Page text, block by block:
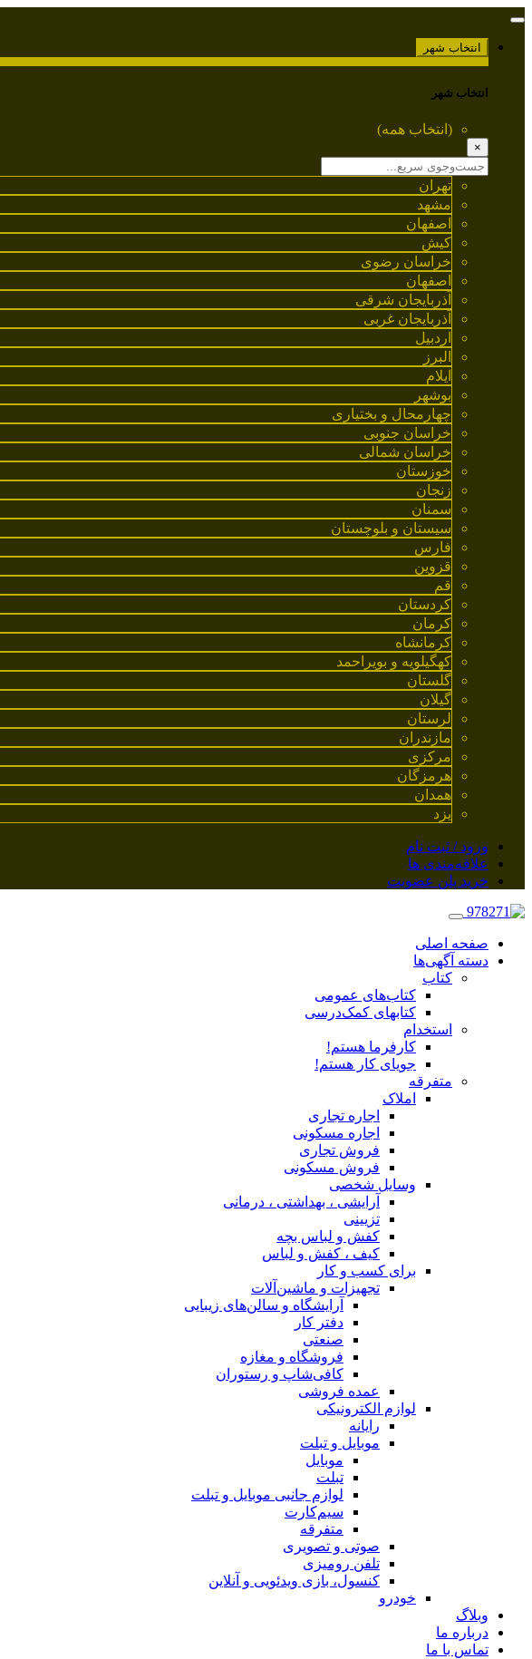
انتخاب شهر
انتخاب شهر
(انتخاب همه)
×
تهران
مشهد
اصفهان
کیش
خراسان رضوی
اصفهان
آذربایجان شرقی
آذربایجان غربی
اردبیل
البرز
ایلام
بوشهر
چهارمحال و بختیاری
خراسان جنوبی
خراسان شمالی
خوزستان
زنجان
سمنان
سیستان و بلوچستان
فارس
قزوین
قم
کردستان
کرمان
کرمانشاه
کهگیلویه و بویراحمد
گلستان
گیلان
لرستان
مازندران
مرکزی
هرمزگان
همدان
یزد
ورود / ثبت نام
علاقه‌مندی ها
خرید پلن عضویت
صفحه اصلی
دسته آگهی‌ها
کتاب
کتاب‌های عمومی
کتابهای کمک‌درسی
استخدام
کارفرما هستم!
جویای کار هستم!
متفرقه
املاک
اجاره تجاری
اجاره مسکونی
فروش تجاری
فروش مسکونی
وسایل شخصی
آرایشی ، بهداشتی ، درمانی
تزیینی
کفش و لباس بچه
کیف ، کفش و لباس
برای کسب و کار
تجهیزات و ماشین‌آلات
آرایشگاه و سالن‌های زیبایی
دفتر کار
صنعتی
فروشگاه و مغازه
کافی‌شاپ و رستوران
عمده فروشی
لوازم الکترونیکی
رایانه
موبایل و تبلت
موبایل
تبلت
لوازم جانبی موبایل و تبلت
سیم‌کارت
متفرقه
صوتی و تصویری
تلفن رومیزی
کنسول، بازی‌ ویدئویی و آنلاین
خودرو
وبلاگ
درباره ما
تماس با ما